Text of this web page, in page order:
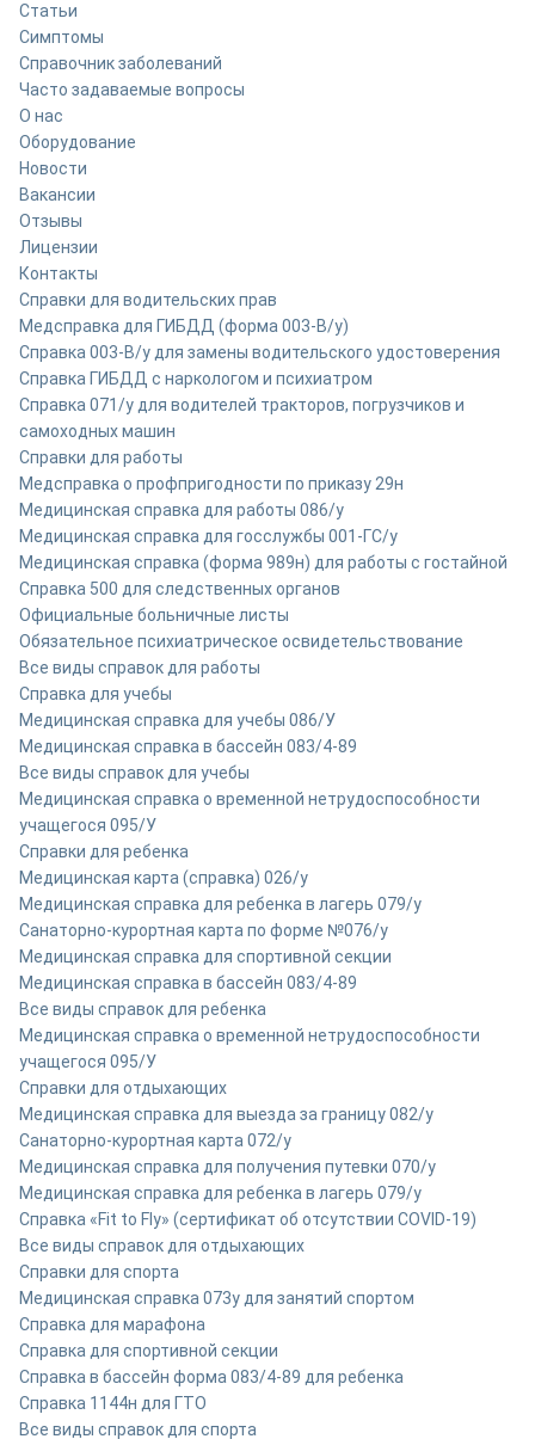
Статьи
Симптомы
Справочник заболеваний
Часто задаваемые вопросы
О нас
Оборудование
Новости
Вакансии
Отзывы
Лицензии
Контакты
Справки для водительских прав
Медсправка для ГИБДД (форма 003-В/у)
Справка 003-В/у для замены водительского удостоверения
Справка ГИБДД с наркологом и психиатром
Справка 071/у для водителей тракторов, погрузчиков и
самоходных машин
Справки для работы
Медсправка о профпригодности по приказу 29н
Медицинская справка для работы 086/у
Медицинская справка для госслужбы 001-ГС/у
Медицинская справка (форма 989н) для работы с гостайной
Справка 500 для следственных органов
Официальные больничные листы
Обязательное психиатрическое освидетельствование
Все виды справок для работы
Справка для учебы
Медицинская справка для учебы 086/У
Медицинская справка в бассейн 083/4-89
Все виды справок для учебы
Медицинская справка о временной нетрудоспособности
учащегося 095/У
Справки для ребенка
Медицинская карта (справка) 026/у
Медицинская справка для ребенка в лагерь 079/у
Санаторно-курортная карта по форме №076/у
Медицинская справка для спортивной секции
Медицинская справка в бассейн 083/4-89
Все виды справок для ребенка
Медицинская справка о временной нетрудоспособности
учащегося 095/У
Справки для отдыхающих
Медицинская справка для выезда за границу 082/у
Санаторно-курортная карта 072/у
Медицинская справка для получения путевки 070/у
Медицинская справка для ребенка в лагерь 079/у
Справка «Fit to Fly» (сертификат об отсутствии COVID-19)
Все виды справок для отдыхающих
Справки для спорта
Медицинская справка 073у для занятий спортом
Справка для марафона
Cправка для спортивной секции
Справка в бассейн форма 083/4-89 для ребенка
Справка 1144н для ГТО
Все виды справок для спорта